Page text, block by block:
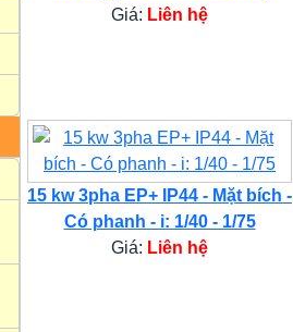
Giá: Liên hệ
15 kw 3pha EP+ IP44 - Mặt bích -
Có phanh - i: 1/40 - 1/75
Giá: Liên hệ